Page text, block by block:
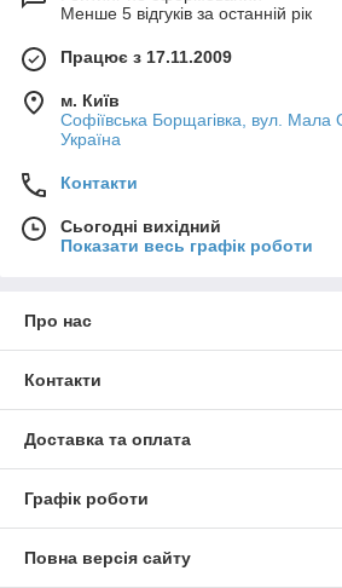
Менше 5 відгуків за останній рік
Працює з 17.11.2009
м. Київ
Софіївська Борщагівка, вул. Мала
Україна
Контакти
Сьогодні вихідний
Показати весь графік роботи
Про нас
Контакти
Доставка та оплата
Графік роботи
Повна версія сайту